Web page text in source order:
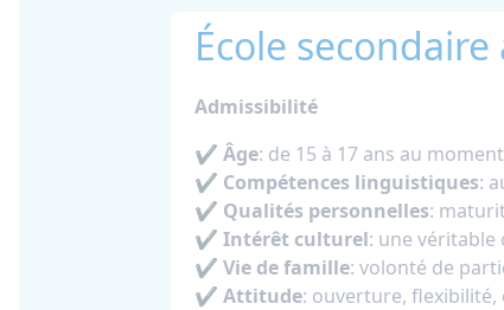
École
Admissibilité
✔ Âge: de 15 à 17 ans au
✔ Compétences linguistiques:
✔ Qualités personnelles:
✔ Intérêt culturel: une
✔ Vie de famille: volonté de
✔ Attitude: ouverture,